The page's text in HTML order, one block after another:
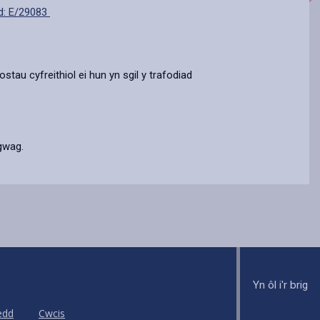
E/29083
cyfreithiol ei hun yn sgil y trafodiad
Cwcis
Yn ôl i'r brig